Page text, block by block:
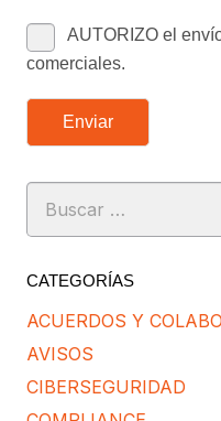
AUTORIZO el
comerciales.
Enviar
Buscar:
CATEGORÍAS
ACUERDOS Y
AVISOS
CIBERSEGURIDAD